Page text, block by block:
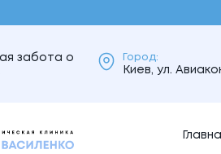
забота о
Город:
Киев, ул.